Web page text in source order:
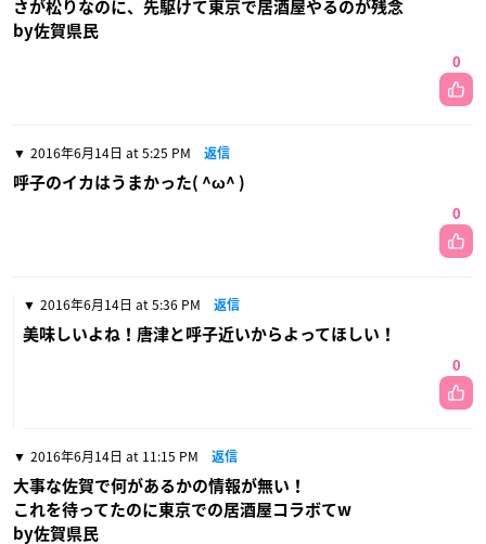
さが松りなのに、先駆けて東京で居酒屋やるのが残念
by佐賀県民
0
2016年6月14日 at 5:25 PM 返信
呼子のイカはうまかった( ^ω^ )
0
2016年6月14日 at 5:36 PM 返信
美味しいよね！唐津と呼子近いからよってほしい！
0
2016年6月14日 at 11:15 PM 返信
大事な佐賀で何があるかの情報が無い！
これを待ってたのに東京での居酒屋コラボてw
by佐賀県民